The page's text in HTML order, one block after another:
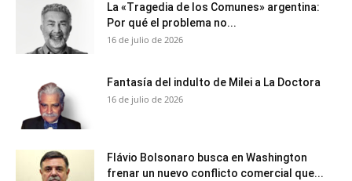
La «Tragedia de los Comunes» argentina:
Por qué el problema no...
16 de julio de 2026
Fantasía del indulto de Milei a La Doctora
16 de julio de 2026
Flávio Bolsonaro busca en Washington
frenar un nuevo conflicto comercial que...